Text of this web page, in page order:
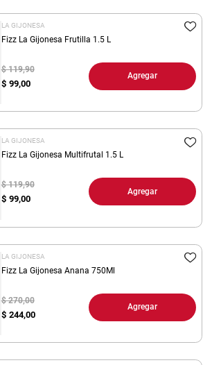
LA GIJONESA
Fizz La Gijonesa Frutilla 1.5 L
$ 99,00
$ 119,90
Agregar
LA GIJONESA
Fizz La Gijonesa Multifrutal 1.5 L
$ 99,00
$ 119,90
Agregar
LA GIJONESA
Fizz La Gijonesa Anana 750Ml
$ 244,00
$ 270,00
Agregar